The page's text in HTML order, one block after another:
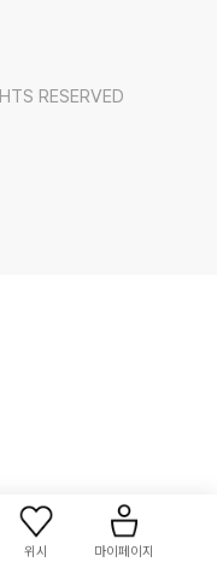
위시 마이페이지
RESERVED